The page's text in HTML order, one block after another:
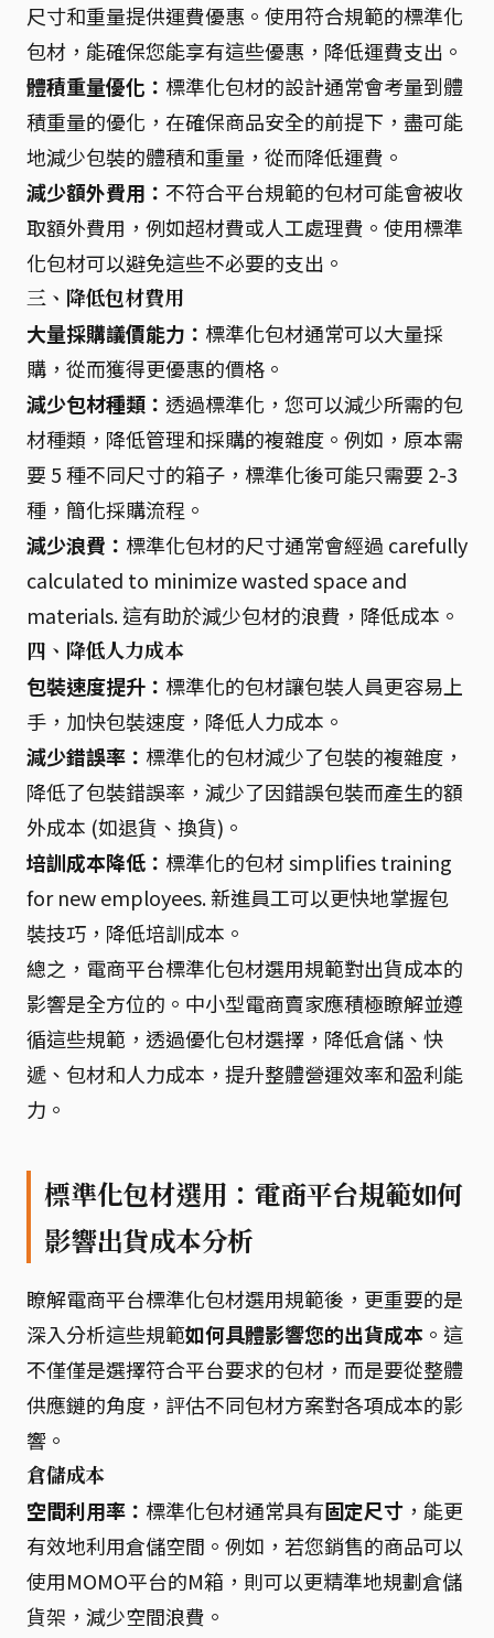
尺寸和重量提供運費優惠。使用符合規範的標準化
包材，能確保您能享有這些優惠，降低運費支出。
體積重量優化： 標準化包材的設計通常會考量到體
積重量的優化，在確保商品安全的前提下，盡可能
地減少包裝的體積和重量，從而降低運費。
減少額外費用： 不符合平台規範的包材可能會被收
取額外費用，例如超材費或人工處理費。使用標準
化包材可以避免這些不必要的支出。
三、降低包材費用
大量採購議價能力： 標準化包材通常可以大量採
購，從而獲得更優惠的價格。
減少包材種類： 透過標準化，您可以減少所需的包
材種類，降低管理和採購的複雜度。例如，原本需
要 5 種不同尺寸的箱子，標準化後可能只需要 2-3
種，簡化採購流程。
減少浪費： 標準化包材的尺寸通常會經過 carefully
calculated to minimize wasted space and
materials. 這有助於減少包材的浪費，降低成本。
四、降低人力成本
包裝速度提升： 標準化的包材讓包裝人員更容易上
手，加快包裝速度，降低人力成本。
減少錯誤率： 標準化的包材減少了包裝的複雜度，
降低了包裝錯誤率，減少了因錯誤包裝而產生的額
外成本 (如退貨、換貨)。
培訓成本降低： 標準化的包材 simplifies training
for new employees. 新進員工可以更快地掌握包
裝技巧，降低培訓成本。
總之，電商平台標準化包材選用規範對出貨成本的
影響是全方位的。中小型電商賣家應積極瞭解並遵
循這些規範，透過優化包材選擇，降低倉儲、快
遞、包材和人力成本，提升整體營運效率和盈利能
力。
標準化包材選用：電商平台規範如何
影響出貨成本分析
瞭解電商平台標準化包材選用規範後，更重要的是
深入分析這些規範如何具體影響您的出貨成本 。這
不僅僅是選擇符合平台要求的包材，而是要從整體
供應鏈的角度，評估不同包材方案對各項成本的影
響。
倉儲成本
空間利用率： 標準化包材通常具有固定尺寸 ，能更
有效地利用倉儲空間。例如，若您銷售的商品可以
使用MOMO平台的M箱，則可以更精準地規劃倉儲
貨架，減少空間浪費。